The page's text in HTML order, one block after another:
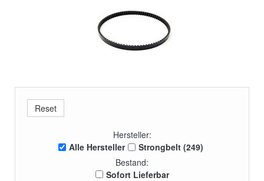
Hersteller:
Alle Hersteller
Strongbelt (249)
Bestand:
Sofort Lieferbar